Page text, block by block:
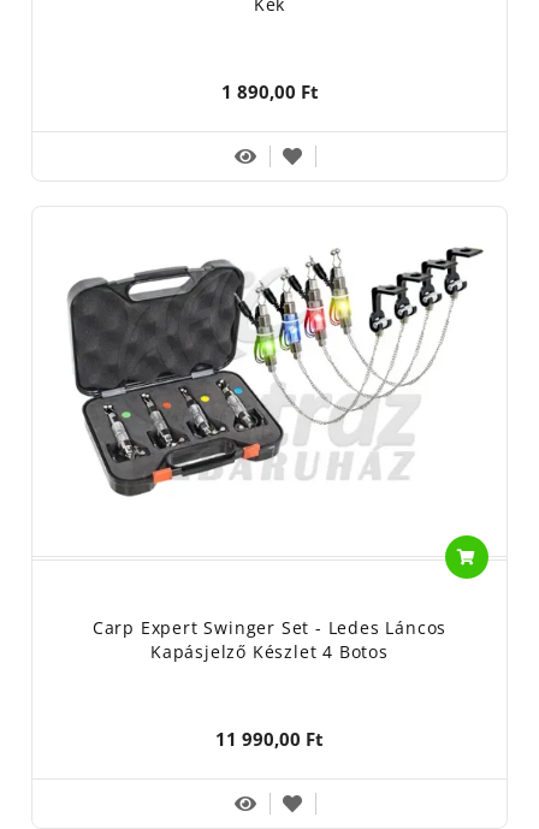
Kék
1 890,00 Ft
Carp Expert Swinger Set - Ledes Láncos
Kapásjelző Készlet 4 Botos
11 990,00 Ft